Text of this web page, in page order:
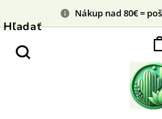
Nákup nad 80€ =
Hľadať